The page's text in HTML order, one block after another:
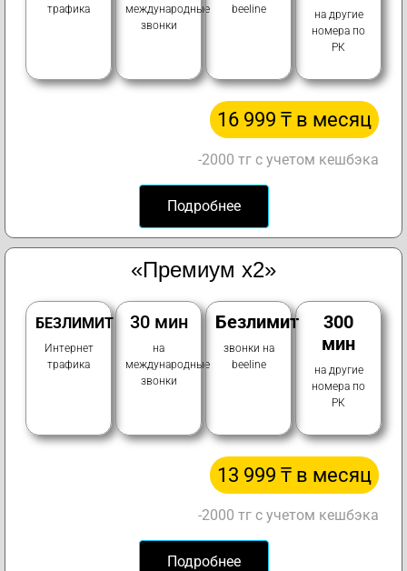
трафика
международные
звонки
beeline
на другие
номера по
РК
16 999 ₸ в месяц
-2000 тг с учетом кешбэка
Подробнее
«Премиум х2»
БЕЗЛИМИТ
Интернет
трафика
30 мин
на
международные
звонки
Безлимит
звонки на
beeline
300
мин
на другие
номера по
РК
13 999 ₸ в месяц
-2000 тг с учетом кешбэка
Подробнее